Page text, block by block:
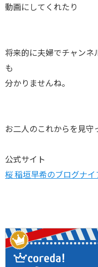
動画にしてくれたり
将来的に夫婦でチャンネ
も
分かりませんね。
お二人のこれからを見守
公式サイト
桜 稲垣早希のブログナイ